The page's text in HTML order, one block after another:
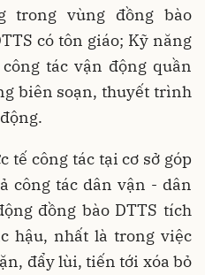
trong vùng đồng bào
có tôn giáo; Kỹ năng
tác vận động quần
biên soạn, thuyết trình
tế công tác tại cơ sở góp
công tác dân vận - dân
đồng bào DTTS tích
hậu, nhất là trong việc
đẩy lùi, tiến tới xóa bỏ